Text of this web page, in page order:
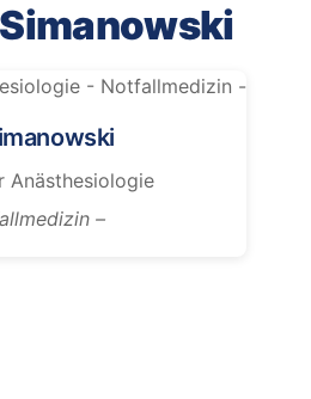
Anästhesiologie
–